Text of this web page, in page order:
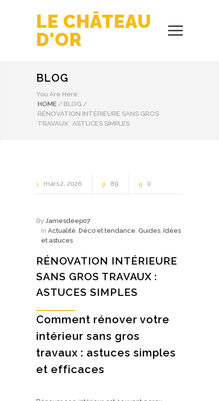
LE CHÂTEAU
D'OR
BLOG
You Are Here:
HOME / BLOG /
RÉNOVATION INTÉRIEURE SANS GROS
TRAVAUX : ASTUCES SIMPLES
mars2 2026 89 0
By Jamesdeep07
In Actualité, Déco et tendance, Guides, Idées
et astuces
RÉNOVATION INTÉRIEURE
SANS GROS TRAVAUX :
ASTUCES SIMPLES
Comment rénover votre
intérieur sans gros
travaux : astuces simples
et efficaces